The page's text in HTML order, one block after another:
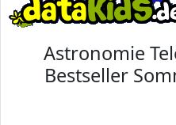
Astronomie
Bestseller